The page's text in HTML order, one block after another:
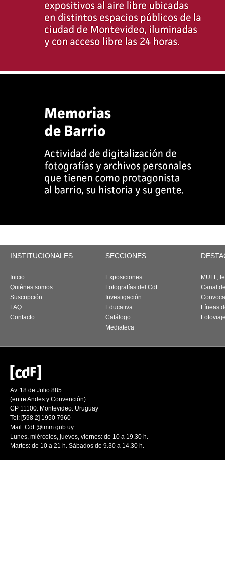
INSTITUCIONALES SECCIONES
Inicio
Quiénes somos
Suscripción
FAQ
Contacto
Exposiciones
Fotografías del CdF
Investigación
Educativa
Catálogo
Mediateca
MUFF,
Canal
Líneas
Av. 18 de Julio 885
(entre Andes y Convención)
CP 11100. Montevideo. Uruguay
Tel: [598 2] 1950 7960
Mail: CdF@imm.gub.uy
Lunes, miércoles, jueves, viernes: de 10 a 19.30 h.
Martes: de 10 a 21 h. Sábados de 9.30 a 14.30 h.